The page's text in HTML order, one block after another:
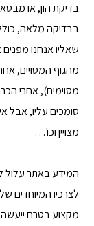
בדיקת הון, או
בבדיקה מלאה,
שאליו אנחנו
מהגוף המסויים,
מסוימים), אחרי
סומכים עליו, אבל
מצויין וכו'…
המידע באתר עלול
לצרכיו המיוחדים
מקצוע בטרם